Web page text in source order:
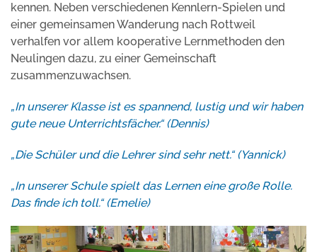
kennen. Neben verschiedenen Kennlern-Spielen und
einer gemeinsamen Wanderung nach Rottweil
verhalfen vor allem kooperative Lernmethoden den
Neulingen dazu, zu einer Gemeinschaft
zusammenzuwachsen.
„In unserer Klasse ist es spannend, lustig und wir haben
gute neue Unterrichtsfächer.“ (Dennis)
„Die Schüler und die Lehrer sind sehr nett.“ (Yannick)
„In unserer Schule spielt das Lernen eine große Rolle.
Das finde ich toll.“ (Emelie)